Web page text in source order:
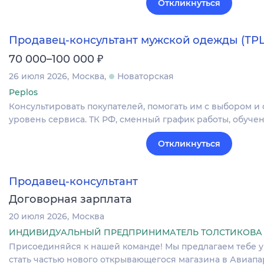
Откликнуться
Продавец-консультант мужской одежды
70 000–100 000 ₽
26 июля 2026 Москва
Новаторская
Peplos
Консультировать покупателей, помогать им с выбором
уровень сервиса. ТК РФ, сменный график работы,
Откликнуться
Продавец-консультант
Договорная зарплата
20 июля 2026 Москва
ИНДИВИДУАЛЬНЫЙ ПРЕДПРИНИМАТЕЛЬ
Присоединяйся к нашей команде! Мы предлагаем тебе
стать частью нового открывающегося магазина в